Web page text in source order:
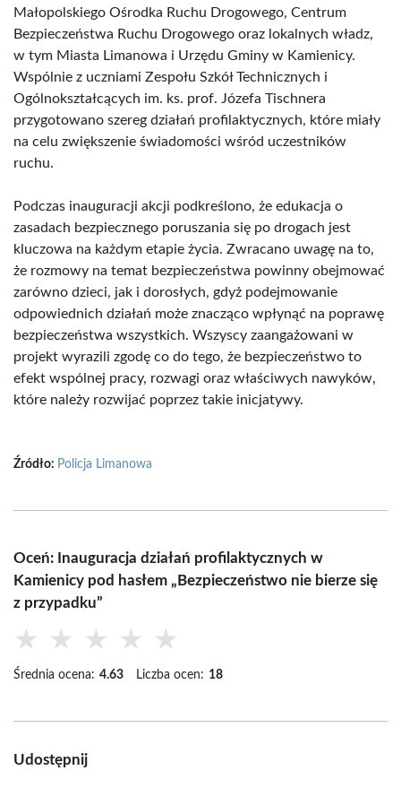
Małopolskiego Ośrodka Ruchu Drogowego, Centrum
Bezpieczeństwa Ruchu Drogowego oraz lokalnych władz,
w tym Miasta Limanowa i Urzędu Gminy w Kamienicy.
Wspólnie z uczniami Zespołu Szkół Technicznych i
Ogólnokształcących im. ks. prof. Józefa Tischnera
przygotowano szereg działań profilaktycznych, które miały
na celu zwiększenie świadomości wśród uczestników
ruchu.
Podczas inauguracji akcji podkreślono, że edukacja o
zasadach bezpiecznego poruszania się po drogach jest
kluczowa na każdym etapie życia. Zwracano uwagę na to,
że rozmowy na temat bezpieczeństwa powinny obejmować
zarówno dzieci, jak i dorosłych, gdyż podejmowanie
odpowiednich działań może znacząco wpłynąć na poprawę
bezpieczeństwa wszystkich. Wszyscy zaangażowani w
projekt wyrazili zgodę co do tego, że bezpieczeństwo to
efekt wspólnej pracy, rozwagi oraz właściwych nawyków,
które należy rozwijać poprzez takie inicjatywy.
Źródło: Policja Limanowa
Oceń: Inauguracja działań profilaktycznych w
Kamienicy pod hasłem „Bezpieczeństwo nie bierze się
z przypadku”
★ ★ ★ ★ ★
Średnia ocena: 4.63 Liczba ocen: 18
Udostępnij